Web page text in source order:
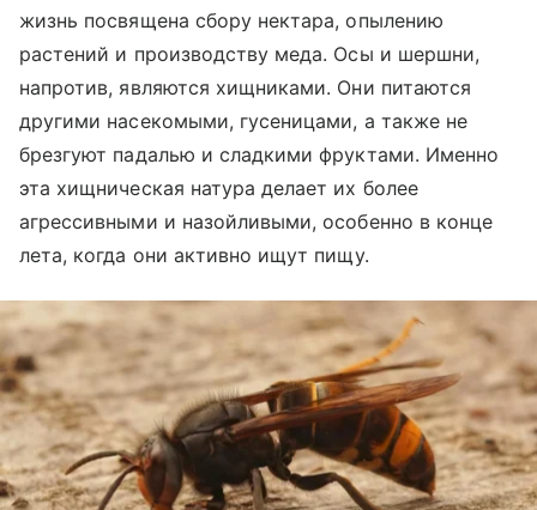
жизнь посвящена сбору нектара, опылению
растений и производству меда. Осы и шершни,
напротив, являются хищниками. Они питаются
другими насекомыми, гусеницами, а также не
брезгуют падалью и сладкими фруктами. Именно
эта хищническая натура делает их более
агрессивными и назойливыми, особенно в конце
лета, когда они активно ищут пищу.